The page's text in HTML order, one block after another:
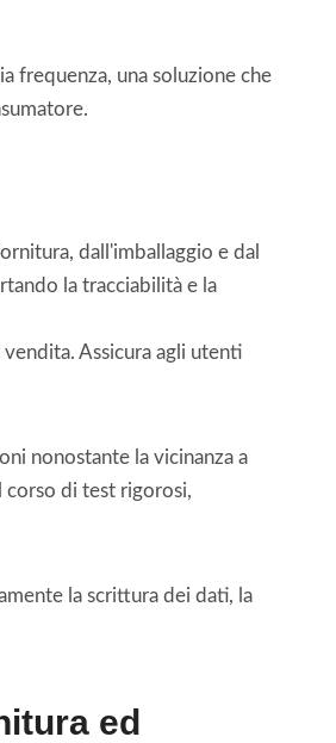
frequenza, una soluzione che
dall'imballaggio e dal
la tracciabilità e la
Assicura agli utenti
nonostante la vicinanza a
corso di test rigorosi,
la scrittura dei dati, la
ed